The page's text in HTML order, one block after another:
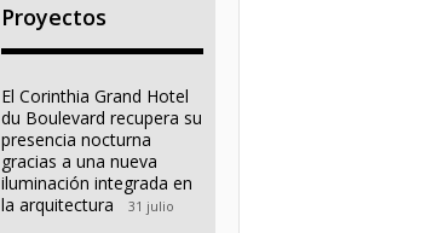
Proyectos
El Corinthia Grand Hotel
du Boulevard recupera su
presencia nocturna
gracias a una nueva
iluminación integrada en
la arquitectura
31 julio